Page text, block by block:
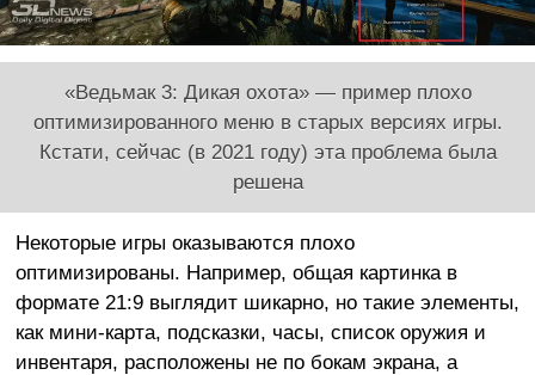
«Ведьмак 3: Дикая охота» — пример плохо
оптимизированного меню в старых версиях игры.
Кстати, сейчас (в 2021 году) эта проблема была
решена
Некоторые игры оказываются плохо
оптимизированы. Например, общая картинка в
формате 21:9 выглядит шикарно, но такие элементы,
как мини-карта, подсказки, часы, список оружия и
инвентаря, расположены не по бокам экрана, а